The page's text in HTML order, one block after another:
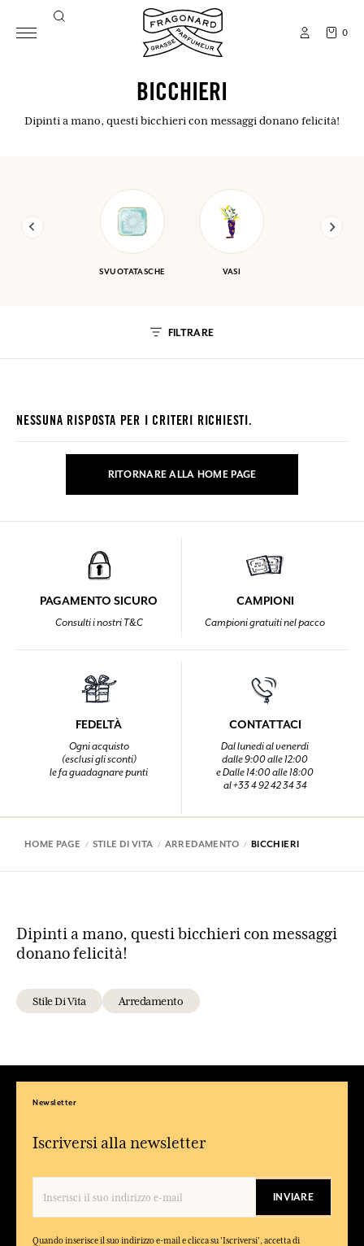
0
BICCHIERI
Dipinti a mano, questi bicchieri con messaggi donano felicità!
SVUOTATASCHE VASI
FILTRARE
NESSUNA RISPOSTA PER I CRITERI RICHIESTI.
RITORNARE ALLA HOME PAGE
PAGAMENTO SICURO
Consulti i nostri T&C
CAMPIONI
Campioni gratuiti nel pacco
FEDELTÀ
Ogni acquisto
(esclusi gli sconti)
le fa guadagnare punti
CONTATTACI
Dal lunedi al venerdi
dalle 9:00 alle 12:00
e Dalle 14:00 alle 18:00
al +33 4 92 42 34 34
HOME PAGE STILE DI VITA ARREDAMENTO BICCHIERI
Dipinti a mano, questi bicchieri con messaggi
donano felicità!
Stile Di Vita Arredamento
Newsletter
Iscriversi alla newsletter
INVIARE
Quando inserisce il suo indirizzo e-mail e clicca su 'Iscriversi', accetta di